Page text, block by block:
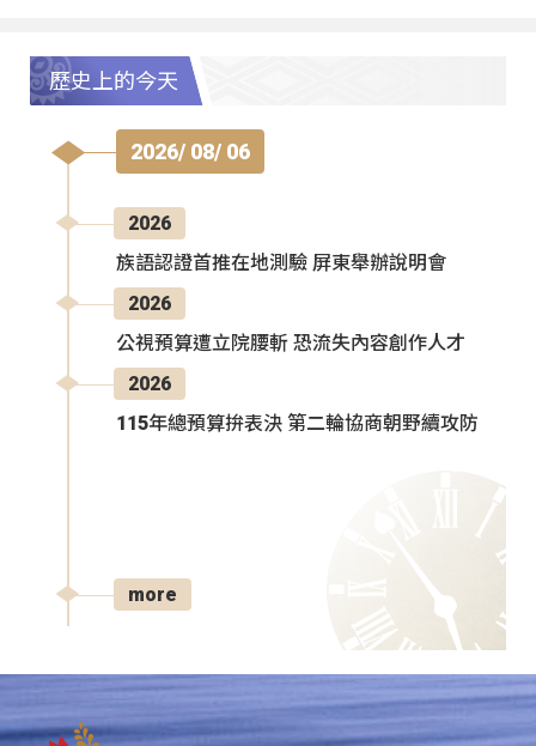
歷史上的今天
2026/ 08/ 06
2026
族語認證首推在地測驗 屏東舉辦說明會
2026
公視預算遭立院腰斬 恐流失內容創作人才
2026
115年總預算拚表決 第二輪協商朝野續攻防
more